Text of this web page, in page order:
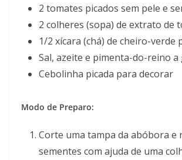
2 tomates picados sem pele e
2 colheres (sopa) de extrato de
1/2 xícara (chá) de cheiro-verde
Sal, azeite e pimenta-do-reino a
Cebolinha picada para decorar
Modo de Preparo:
Corte uma tampa da abóbora e
sementes com ajuda de uma